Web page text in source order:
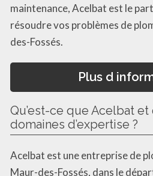
maintenance, Acelbat est le
résoudre vos problèmes de
des-Fossés.
Plus d
Qu’est-ce que Acelbat
domaines d’expertise ?
Acelbat est une entreprise de
Maur-des-Fossés, dans le